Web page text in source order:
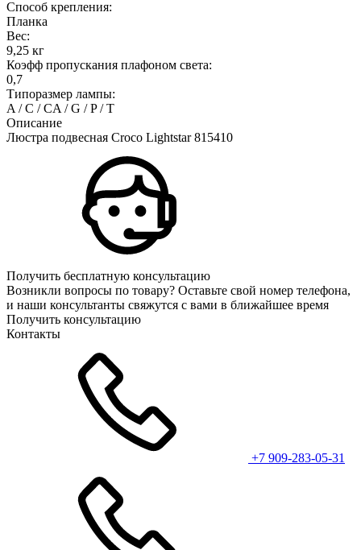
Способ крепления:
Планка
Вес:
9,25 кг
Коэфф пропускания плафоном света:
0,7
Типоразмер лампы:
A / C / CA / G / P / T
Описание
Люстра подвесная Croco Lightstar 815410
Получить бесплатную консультацию
Возникли вопросы по товару? Оставьте свой номер телефона,
и наши консультанты свяжутся с вами в ближайшее время
Получить консультацию
Контакты
+7 909-283-05-31